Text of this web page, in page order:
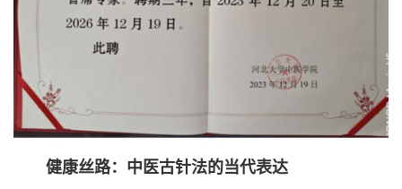
健康丝路：中医古针法的当代表达